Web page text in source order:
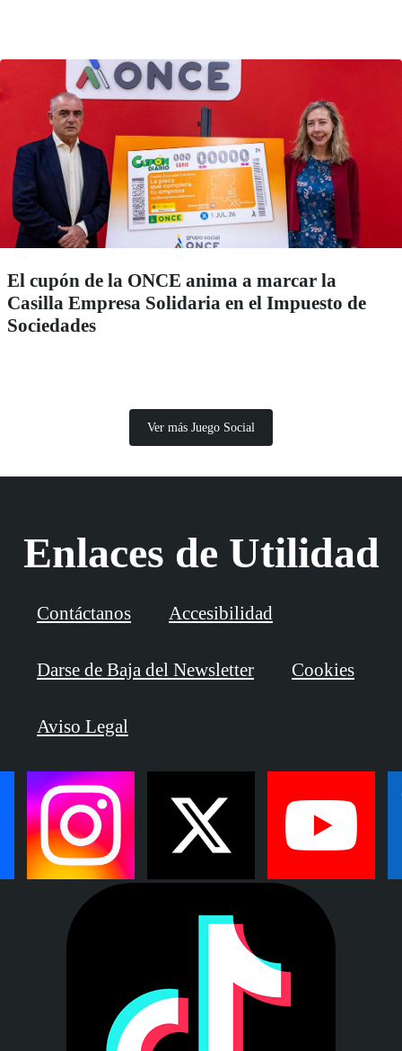
El cupón de la ONCE anima a marcar la
Casilla Empresa Solidaria en el Impuesto de
Sociedades
Ver más Juego Social
Enlaces de Utilidad
Contáctanos Accesibilidad
Darse de Baja del Newsletter Cookies
Aviso Legal